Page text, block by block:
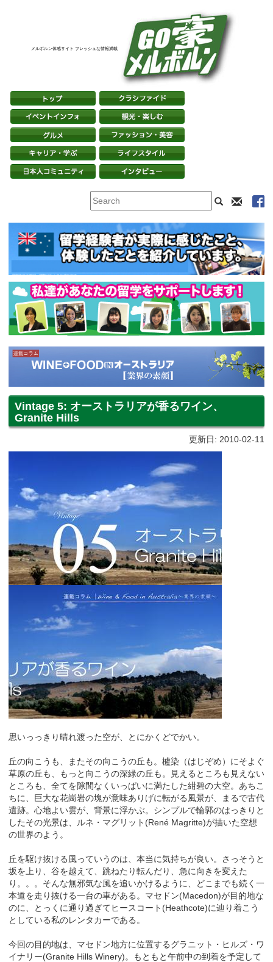
メルボルン体感サイト フレッシュな情報満載
Vintage 5: オーストラリアが香るワイン、
Granite Hills
更新日: 2010-02-11
思いっっきり晴れ渡った空が、とにかくどでかい。
丘の向こうも、またその向こうの丘も。櫨染（はじぞめ）にそよぐ
草原の丘も、もっと向こうの深緑の丘も。見えるところも見えない
ところも、全てを隙間なくいっぱいに満たした紺碧の大空。あちこ
ちに、巨大な花崗岩の塊が意味ありげに転がる風景が、まるで古代
遺跡。心地よい雲が、背景に浮かぶ。シンプルで輪郭のはっきりと
したその光景は、ルネ・マグリット(René Magritte)が描いた空想
の世界のよう。
丘を駆け抜ける風っていうのは、本当に気持ちが良い。さっそうと
坂を上り、谷を越えて、跳ねたり転んだり、急に向きを変えた
り。。。そんな無邪気な風を追いかけるように、どこまでも続く一
本道を走り抜ける一台の車がある。マセドン(Macedon)が目的地な
のに、とっくに通り過ぎてヒースコート(Heathcote)に辿り着こう
としている私のレンタカーである。
今回の目的地は、マセドン地方に位置するグラニット・ヒルズ・ワ
イナリー(Granite Hills Winery)。もともと午前中の到着を予定して